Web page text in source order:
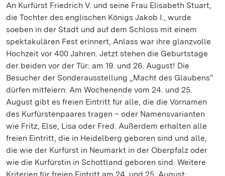
An Kurfürst Friedrich V. und seine Frau Elisabeth Stuart,
die Tochter des englischen Königs Jakob I., wurde
soeben in der Stadt und auf dem Schloss mit einem
spektakulären Fest erinnert, Anlass war ihre glanzvolle
Hochzeit vor 400 Jahren. Jetzt stehen die Geburtstage
der beiden vor der Tür: am 19. und 26. August! Die
Besucher der Sonderausstellung „Macht des Glaubens“
dürfen mitfeiern: Am Wochenende vom 24. und 25.
August gibt es freien Eintritt für alle, die die Vornamen
des Kurfürstenpaares tragen – oder Namensvarianten
wie Fritz, Else, Lisa oder Fred. Außerdem erhalten alle
freien Eintritt, die in Heidelberg geboren sind und alle,
die wie der Kurfürst in Neumarkt in der Oberpfalz oder
wie die Kurfürstin in Schottland geboren sind. Weitere